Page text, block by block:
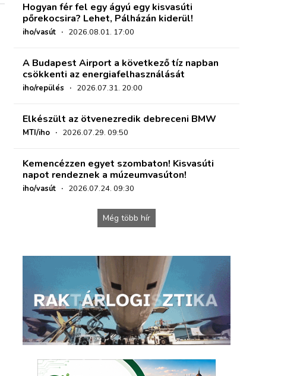
Hogyan fér fel egy ágyú egy kisvasúti
pőrekocsira? Lehet, Pálházán kiderül!
iho/vasút · 2026.08.01. 17:00
A Budapest Airport a következő tíz napban
csökkenti az energiafelhasználását
iho/repülés · 2026.07.31. 20:00
Elkészült az ötvenezredik debreceni BMW
MTI/iho · 2026.07.29. 09:50
Kemencézzen egyet szombaton! Kisvasúti
napot rendeznek a múzeumvasúton!
iho/vasút · 2026.07.24. 09:30
Még több hír